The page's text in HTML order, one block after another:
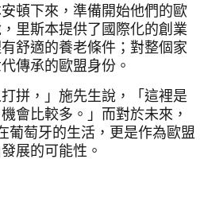
頓下來，準備開始他們的歐
里斯本提供了國際化的創業
舒適的養老條件；對整個家
傳承的歐盟身份。
拼，」施先生說，「這裡是
會比較多。」而對於未來，
萄牙的生活，更是作為歐盟
展的可能性。